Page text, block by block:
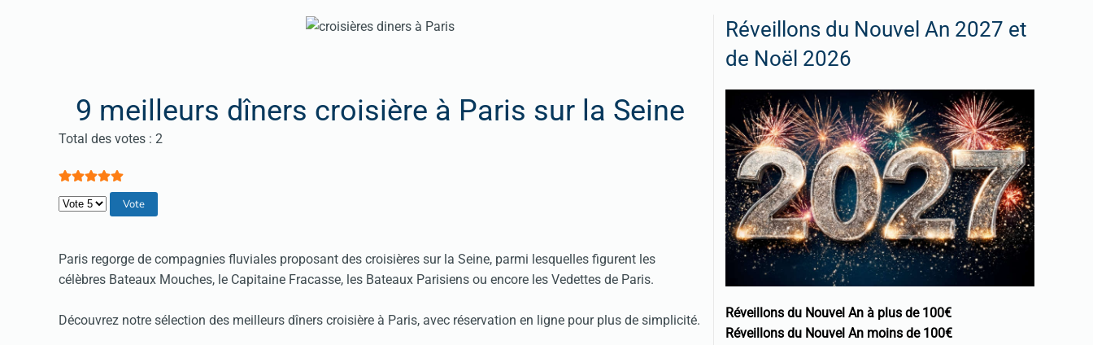
9 meilleurs dîners croisière à Paris sur la Seine
Vote utilisateur:5/
Total des votes : 2
Veuillez voter
Paris regorge de compagnies fluviales proposant des croisières sur la Seine, parmi lesquelles figurent les
célèbres Bateaux Mouches, le Capitaine Fracasse, les Bateaux Parisiens ou encore les Vedettes de Paris.
Découvrez notre sélection des meilleurs dîners croisière à Paris, avec réservation en ligne pour plus de simplicité.
Réveillons du Nouvel An 2027 et
de Noël 2026
Réveillons du Nouvel An à plus de 100€
Réveillons du Nouvel An moins de 100€